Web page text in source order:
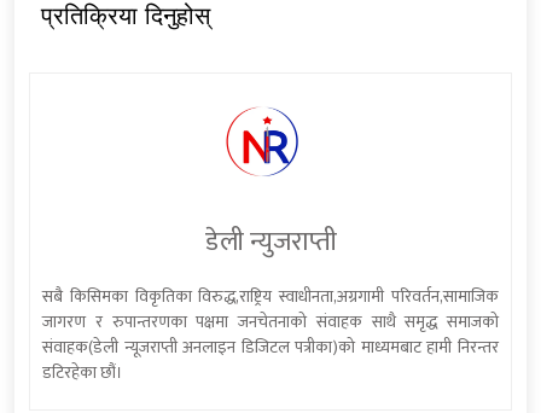
प्रतिक्रिया दिनुहोस्
डेली न्युजराप्ती
सबै किसिमका विकृतिका विरुद्ध,राष्ट्रिय स्वाधीनता,अग्रगामी परिवर्तन,सामाजिक
जागरण र रुपान्तरणका पक्षमा जनचेतनाको संवाहक साथै समृद्ध समाजको
संवाहक(डेली न्यूजराप्ती अनलाइन डिजिटल पत्रीका)को माध्यमबाट हामी निरन्तर
डटिरहेका छौं।